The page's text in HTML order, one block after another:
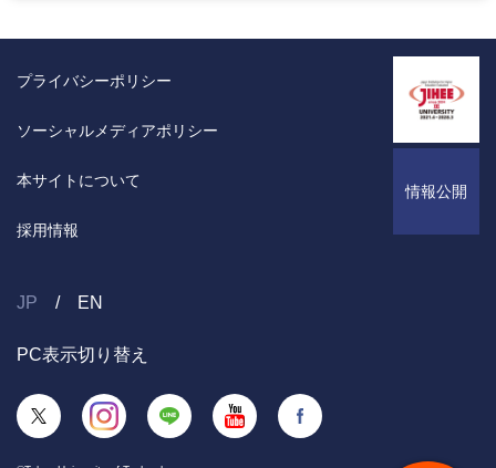
情報公開
プライバシーポリシー
ソーシャルメディアポリシー
本サイトについて
採用情報
JP EN
PC表示切り替え